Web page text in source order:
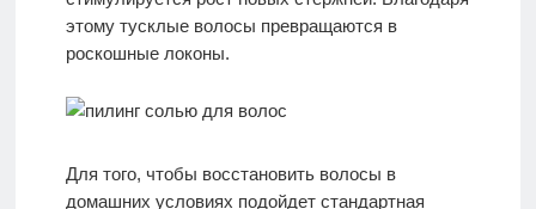
этому тусклые волосы превращаются в
роскошные локоны.
Для того, чтобы восстановить волосы в
домашних условиях подойдет стандартная